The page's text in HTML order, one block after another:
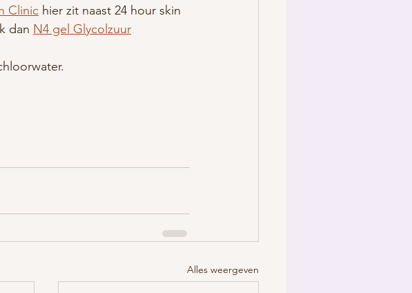
Clinic hier zit naast 24 hour skin
dan N4 gel Glycolzuur
Alles weergeven